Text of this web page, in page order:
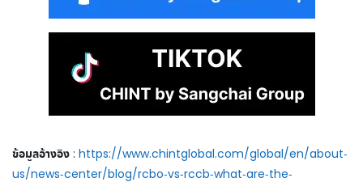
ข้อมูลอ้างอิง : https://www.chintglobal.com/global/en/about-
us/news-center/blog/rcbo-vs-rccb-what-are-the-